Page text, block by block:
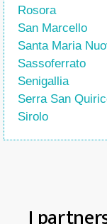
Rosora
San Marcello
Santa Maria
Sassoferrato
Senigallia
Serra San
Sirolo